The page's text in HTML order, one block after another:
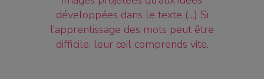
développées dans le texte (…) Si
l’apprentissage des mots peut être
difficile, leur œil comprends vite.